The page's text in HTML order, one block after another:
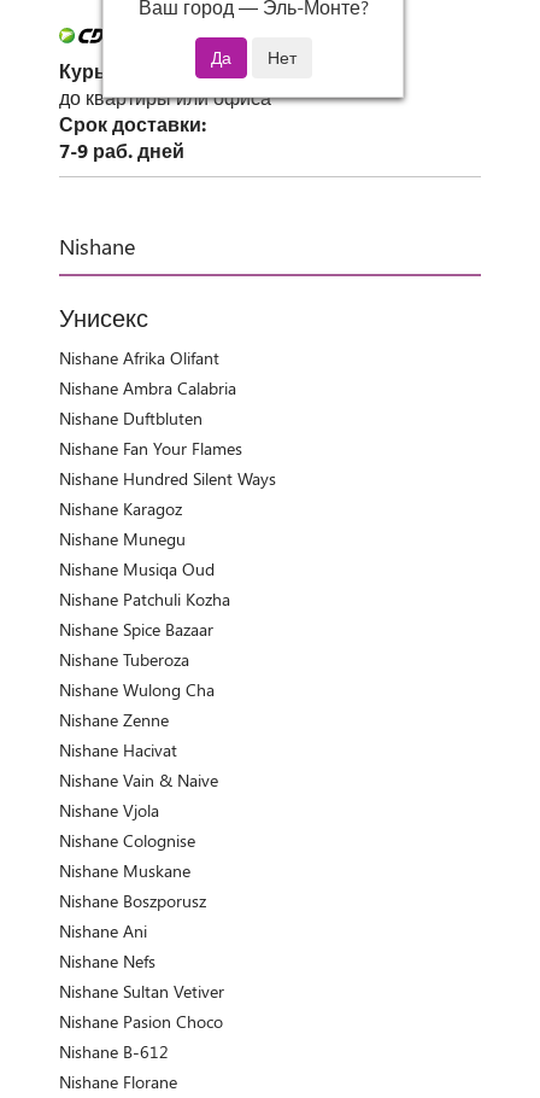
Ваш город — Эль-Монте?
Курьер СДЭК
до квартиры или офиса
Срок доставки:
7-9 раб. дней
Nishane
Унисекс
Nishane Afrika Olifant
Nishane Ambra Calabria
Nishane Duftbluten
Nishane Fan Your Flames
Nishane Hundred Silent Ways
Nishane Karagoz
Nishane Munegu
Nishane Musiqa Oud
Nishane Patchuli Kozha
Nishane Spice Bazaar
Nishane Tuberoza
Nishane Wulong Cha
Nishane Zenne
Nishane Hacivat
Nishane Vain & Naive
Nishane Vjola
Nishane Colognise
Nishane Muskane
Nishane Boszporusz
Nishane Ani
Nishane Nefs
Nishane Sultan Vetiver
Nishane Pasion Choco
Nishane B-612
Nishane Florane